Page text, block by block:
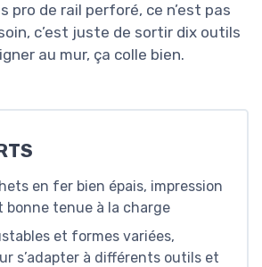
pro de rail perforé, ce n’est pas
c’est juste de sortir dix outils
au mur, ça colle bien.
en fer bien épais, impression
bonne tenue à la charge
et formes variées,
s’adapter à différents outils et